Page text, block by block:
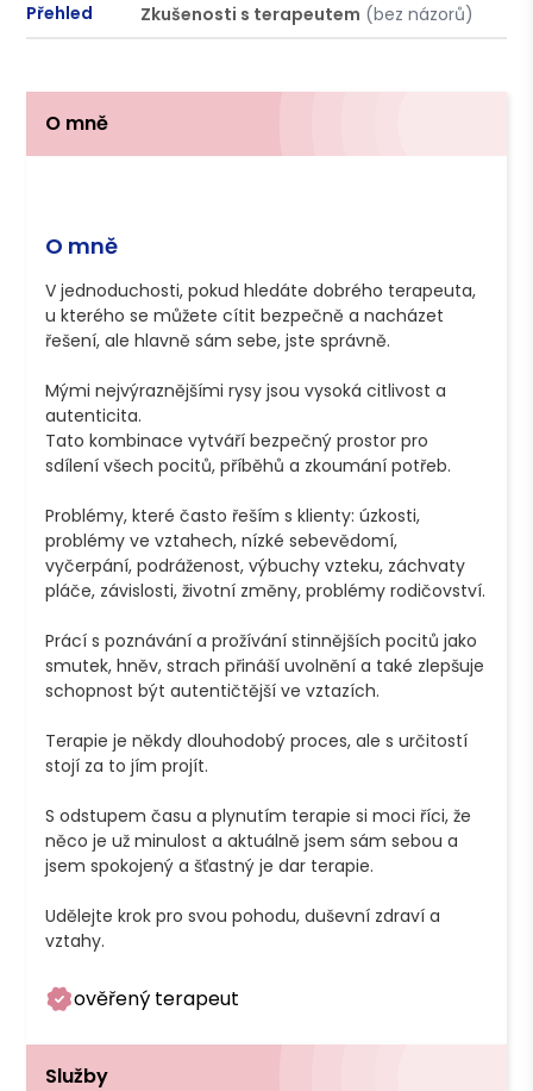
Přehled Zkušenosti s terapeutem (bez názorů)
O mně
O mně
V jednoduchosti, pokud hledáte dobrého terapeuta,
u kterého se můžete cítit bezpečně a nacházet
řešení, ale hlavně sám sebe, jste správně.
Mými nejvýraznějšími rysy jsou vysoká citlivost a
autenticita.
Tato kombinace vytváří bezpečný prostor pro
sdílení všech pocitů, příběhů a zkoumání potřeb.
Problémy, které často řeším s klienty: úzkosti,
problémy ve vztahech, nízké sebevědomí,
vyčerpání, podráženost, výbuchy vzteku, záchvaty
pláče, závislosti, životní změny, problémy rodičovství.
Prácí s poznávání a prožívání stinnějších pocitů jako
smutek, hněv, strach přináší uvolnění a také zlepšuje
schopnost být autentičtější ve vztazích.
Terapie je někdy dlouhodobý proces, ale s určitostí
stojí za to jím projít.
S odstupem času a plynutím terapie si moci říci, že
něco je už minulost a aktuálně jsem sám sebou a
jsem spokojený a šťastný je dar terapie.
Udělejte krok pro svou pohodu, duševní zdraví a
vztahy.
ověřený terapeut
Služby